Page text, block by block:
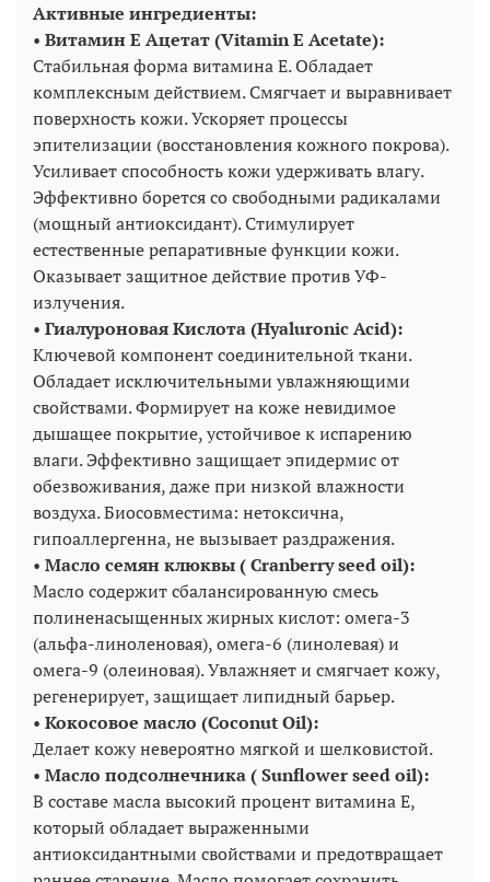
Активные ингредиенты:
• Витамин Е Ацетат (Vitamin E Acetate):
Стабильная форма витамина Е. Обладает
комплексным действием. Смягчает и выравнивает
поверхность кожи. Ускоряет процессы
эпителизации (восстановления кожного покрова).
Усиливает способность кожи удерживать влагу.
Эффективно борется со свободными радикалами
(мощный антиоксидант). Стимулирует
естественные репаративные функции кожи.
Оказывает защитное действие против УФ-
излучения.
• Гиалуроновая Кислота (Hyaluronic Acid):
Ключевой компонент соединительной ткани.
Обладает исключительными увлажняющими
свойствами. Формирует на коже невидимое
дышащее покрытие, устойчивое к испарению
влаги. Эффективно защищает эпидермис от
обезвоживания, даже при низкой влажности
воздуха. Биосовместима: нетоксична,
гипоаллергенна, не вызывает раздражения.
• Масло семян клюквы ( Cranberry seed oil):
Масло содержит сбалансированную смесь
полиненасыщенных жирных кислот: омега-3
(альфа-линоленовая), омега-6 (линолевая) и
омега-9 (олеиновая). Увлажняет и смягчает кожу,
регенерирует, защищает липидный барьер.
• Кокосовое масло (Coconut Oil):
Делает кожу невероятно мягкой и шелковистой.
• Масло подсолнечника ( Sunflower seed oil):
В составе масла высокий процент витамина E,
который обладает выраженными
антиоксидантными свойствами и предотвращает